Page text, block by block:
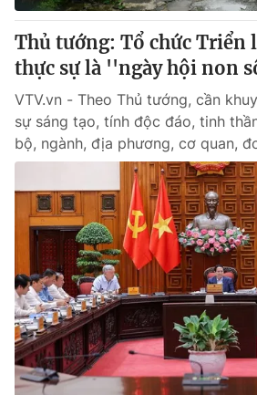
Thủ tướng: Tổ chức Triển
thực sự là ''ngày hội non
VTV.vn - Theo Thủ tướng, cần
sự sáng tạo, tính độc đáo, tinh
bộ, ngành, địa phương, cơ quan,